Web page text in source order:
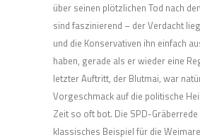
über seinen plötzlichen Tod nach
sind faszinierend – der Verdacht
und die Konservativen ihn einfach
haben, gerade als er wieder eine
letzter Auftritt, der Blutmai, war
Vorgeschmack auf die politische
Zeit so oft bot. Die SPD-Gräberrede
klassisches Beispiel für die